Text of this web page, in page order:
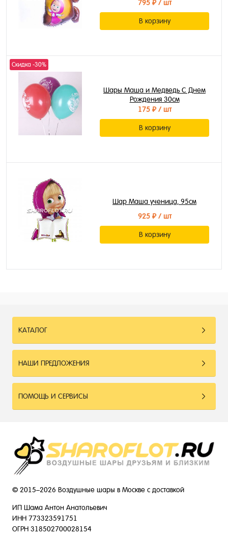
795 ₽/ шт
В корзину
Скидка -30%
Шары Маша и Медведь С Днем
Рождения 30см
175 ₽/ шт
В корзину
Шар Маша ученица, 95см
925 ₽/ шт
В корзину
КАТАЛОГ
НАШИ ПРЕДЛОЖЕНИЯ
ПОМОЩЬ И СЕРВИСЫ
© 2015–2026 Воздушные шары в Москве с доставкой
ИП Шама Антон Анатольевич
ИНН 773323591751
ОГРН 318502700028154